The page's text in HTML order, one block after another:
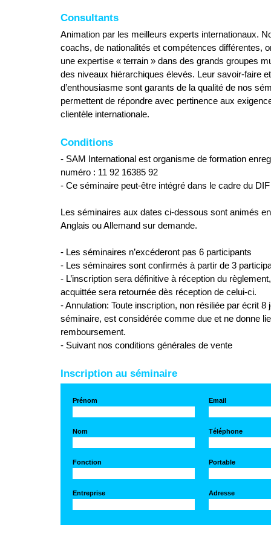
Consultants
Animation par les meilleurs experts internationaux.
coachs, de nationalités et compétences différentes,
une expertise « terrain » dans des grands groupes
des niveaux hiérarchiques élevés. Leur savoir-faire
d’enthousiasme sont garants de la qualité de nos
permettent de répondre avec pertinence aux
clientèle internationale.
Conditions
- SAM International est organisme de formation
numéro : 11 92 16385 92
- Ce séminaire peut-être intégré dans le cadre du DIF
Les séminaires aux dates ci-dessous sont animés
Anglais ou Allemand sur demande.
- Les séminaires n’excéderont pas 6 participants
- Les séminaires sont confirmés à partir de 3
- L’inscription sera définitive à réception du
acquittée sera retournée dès réception de celui-ci.
- Annulation: Toute inscription, non résiliée par écrit 8
séminaire, est considérée comme due et ne donne
remboursement.
- Suivant nos conditions générales de vente
Inscription au séminaire
Prénom Email
Nom Téléphone
Fonction Portable
Entreprise Adresse